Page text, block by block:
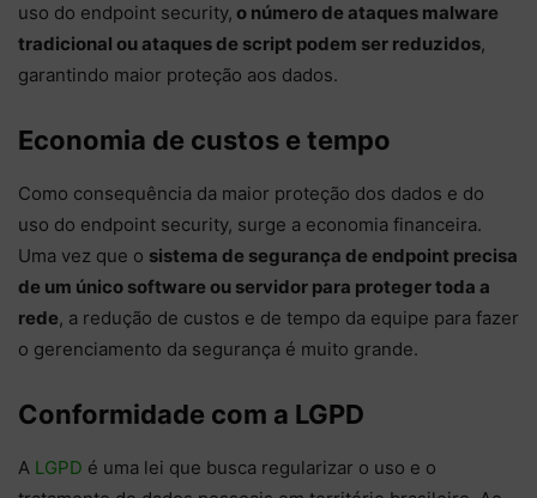
uso do endpoint security, o número de ataques malware
tradicional ou ataques de script podem ser reduzidos,
garantindo maior proteção aos dados.
Economia de custos e tempo
Como consequência da maior proteção dos dados e do
uso do endpoint security, surge a economia financeira.
Uma vez que o sistema de segurança de endpoint precisa
de um único software ou servidor para proteger toda a
rede, a redução de custos e de tempo da equipe para fazer
o gerenciamento da segurança é muito grande.
Conformidade com a LGPD
A LGPD é uma lei que busca regularizar o uso e o